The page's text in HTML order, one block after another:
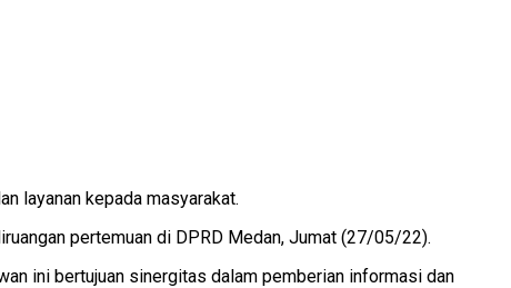
layanan kepada masyarakat.
pertemuan di DPRD Medan, Jumat (27/05/22).
ini bertujuan sinergitas dalam pemberian informasi dan